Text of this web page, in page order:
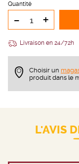
Quantité
- +
Livraison en 24/72h
Choisir un
produit dans le
L'AVIS